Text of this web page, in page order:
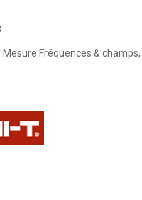
Mesure Fréquences & champs,